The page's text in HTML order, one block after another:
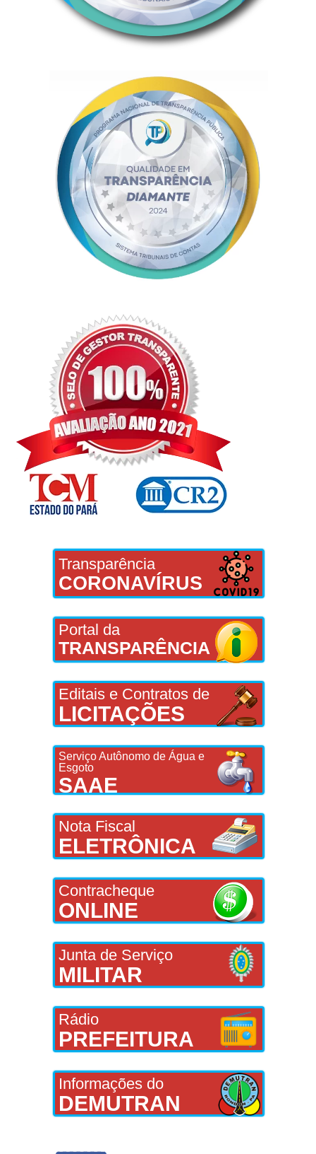
Transparência
CORONAVÍRUS
Portal da
TRANSPARÊNCIA
Editais e Contratos de
LICITAÇÕES
Serviço Autônomo de Água e
Esgoto
SAAE
Nota Fiscal
ELETRÔNICA
Contracheque
ONLINE
Junta de Serviço
MILITAR
Rádio
PREFEITURA
Informações do
DEMUTRAN